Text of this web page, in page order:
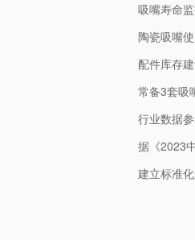
吸嘴寿命监
陶瓷吸嘴
配件库存建
常备3套吸
行业数据
据《2023
建立标准